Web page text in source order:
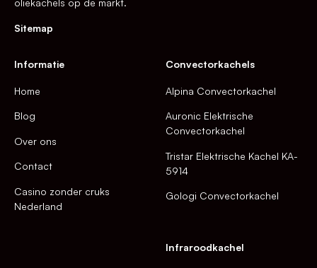
oliekachels op de markt.
Sitemap
Informatie
Home
Blog
Over ons
Contact
Casino zonder cruks
Nederland
Convectorkachels
Alpina Convectorkachel
Auronic Elektrische
Convectorkachel
Tristar Elektrische Kachel KA-
5914
Gologi Convectorkachel
Infraroodkachel